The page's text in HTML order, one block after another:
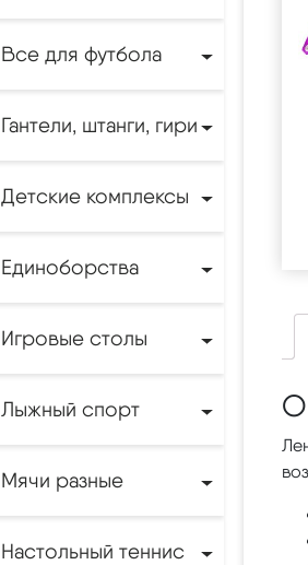
Все для футбола
Гантели, штанги, гири
Детские комплексы
Единоборства
Игровые столы
Лыжный спорт
Мячи разные
Настольный теннис